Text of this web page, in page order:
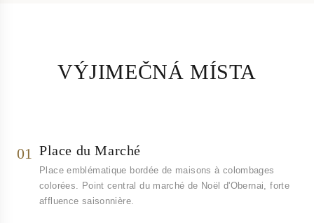
VÝJIMEČNÁ MÍSTA
01 Place du Marché
Place emblématique bordée de maisons à colombages
colorées. Point central du marché de Noël d'Obernai, forte
affluence saisonnière.